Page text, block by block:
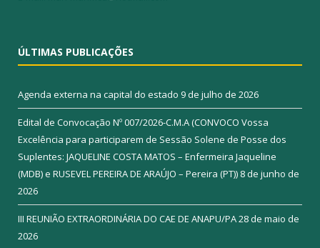
ÚLTIMAS PUBLICAÇÕES
Agenda externa na capital do estado 9 de julho de 2026
Edital de Convocação Nº 007/2026-C.M.A (CONVOCO Vossa
Excelência para participarem de Sessão Solene de Posse dos
Suplentes: JAQUELINE COSTA MATOS – Enfermeira Jaqueline
(MDB) e RUSEVEL PEREIRA DE ARAÚJO – Pereira (PT)) 8 de junho de
2026
III REUNIÃO EXTRAORDINÁRIA DO CAE DE ANAPU/PA28 de maio de
2026